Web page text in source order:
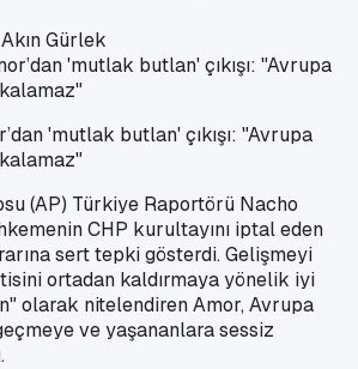
Akın Gürlek
'mutlak butlan' çıkışı: "Avrupa
(AP) Türkiye Raportörü Nacho
CHP kurultayını iptal eden
sert tepki gösterdi. Gelişmeyi
ortadan kaldırmaya yönelik iyi
olarak nitelendiren Amor, Avrupa
ve yaşananlara sessiz